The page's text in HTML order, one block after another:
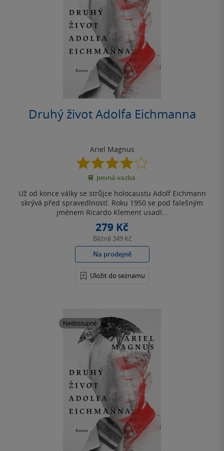
Druhý život Adolfa Eichmanna
Ariel Magnus
4.0
z
5
pevná vazba
Už od konce války se strůjce holocaustu Adolf Eichmann
skrývá před spravedlností. Roku 1950 se pod falešným
jménem Ricardo Klement usadí...
279 Kč
Běžně 349 Kč
Na prodejně
Uložit do seznamu
Nedostupné